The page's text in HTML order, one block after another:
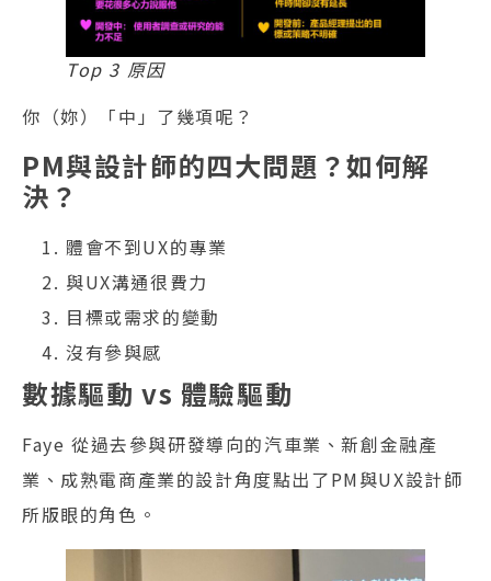
Top 3 原因
你（妳）「中」了幾項呢？
PM與設計師的四大問題？如何解
決？
體會不到UX的專業
與UX溝通很費力
目標或需求的變動
沒有參與感
數據驅動 vs 體驗驅動
Faye 從過去參與研發導向的汽車業、新創金融產
業、成熟電商產業的設計角度點出了PM與UX設計師
所版眼的角色。